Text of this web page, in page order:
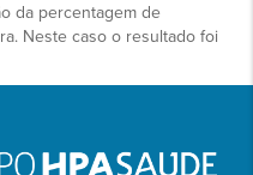
da percentagem de
Neste caso o resultado foi